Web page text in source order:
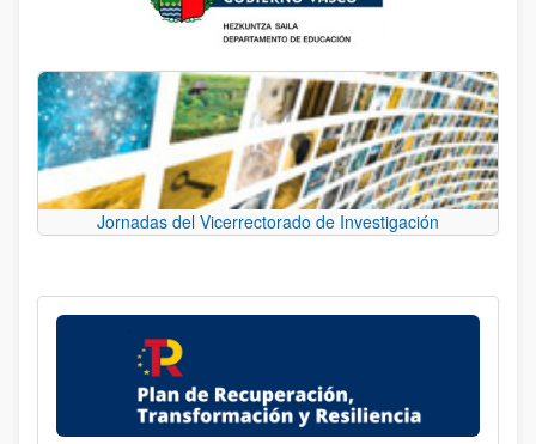
Jornadas del Vicerrectorado de Investigación